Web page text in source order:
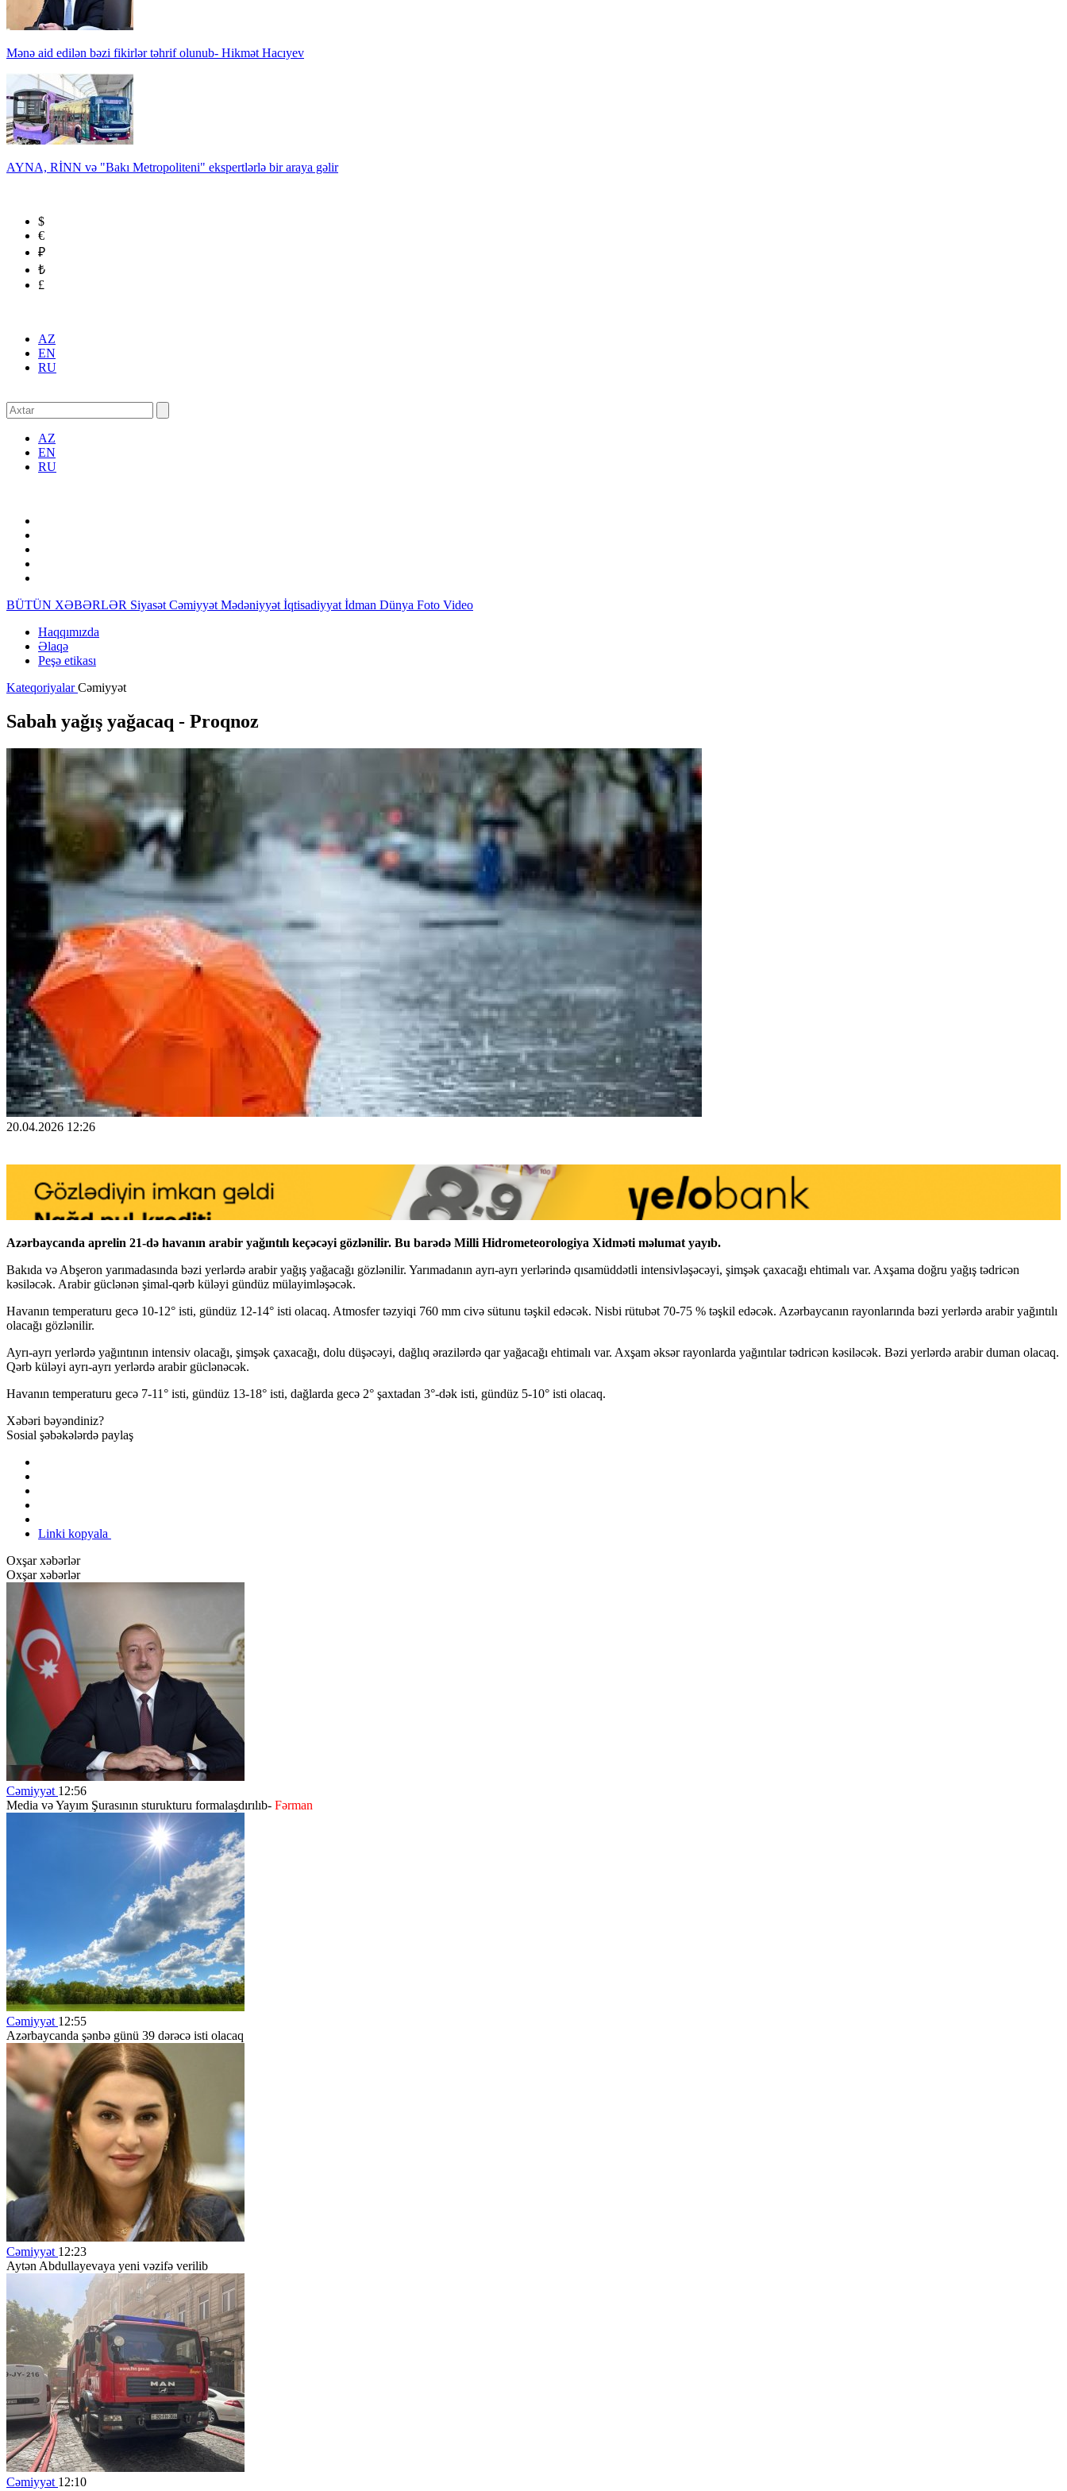
Mənə aid edilən bəzi fikirlər təhrif olunub- Hikmət Hacıyev
AYNA, RİNN və "Bakı Metropoliteni" ekspertlərlə bir araya gəlir
$
€
₽
₺
£
AZ
EN
RU
AZ
EN
RU
BÜTÜN XƏBƏRLƏR Siyasət Cəmiyyət Mədəniyyət İqtisadiyyat İdman Dünya Foto Video
Haqqımızda
Əlaqə
Peşə etikası
KateqoriyalarCəmiyyət
Sabah yağış yağacaq - Proqnoz
20.04.2026 12:26
Azərbaycanda aprelin 21-də havanın arabir yağıntılı keçəcəyi gözlənilir. Bu barədə Milli Hidrometeorologiya Xidməti məlumat yayıb.
Bakıda və Abşeron yarımadasında bəzi yerlərdə arabir yağış yağacağı gözlənilir. Yarımadanın ayrı-ayrı yerlərində qısamüddətli intensivləşəcəyi, şimşək çaxacağı ehtimalı var. Axşama doğru yağış tədricən
kəsiləcək. Arabir güclənən şimal-qərb küləyi gündüz mülayimləşəcək.
Havanın temperaturu gecə 10-12° isti, gündüz 12-14° isti olacaq. Atmosfer təzyiqi 760 mm civə sütunu təşkil edəcək. Nisbi rütubət 70-75 % təşkil edəcək. Azərbaycanın rayonlarında bəzi yerlərdə arabir yağıntılı
olacağı gözlənilir.
Ayrı-ayrı yerlərdə yağıntının intensiv olacağı, şimşək çaxacağı, dolu düşəcəyi, dağlıq ərazilərdə qar yağacağı ehtimalı var. Axşam əksər rayonlarda yağıntılar tədricən kəsiləcək. Bəzi yerlərdə arabir duman olacaq.
Qərb küləyi ayrı-ayrı yerlərdə arabir güclənəcək.
Havanın temperaturu gecə 7-11° isti, gündüz 13-18° isti, dağlarda gecə 2° şaxtadan 3°-dək isti, gündüz 5-10° isti olacaq.
Xəbəri bəyəndiniz?
Sosial şəbəkələrdə paylaş
Linki kopyala
Oxşar xəbərlər
Oxşar xəbərlər
Cəmiyyət 12:56
Media və Yayım Şurasının sturukturu formalaşdırılıb- Fərman
Cəmiyyət 12:55
Azərbaycanda şənbə günü 39 dərəcə isti olacaq
Cəmiyyət 12:23
Aytən Abdullayevaya yeni vəzifə verilib
Cəmiyyət 12:10